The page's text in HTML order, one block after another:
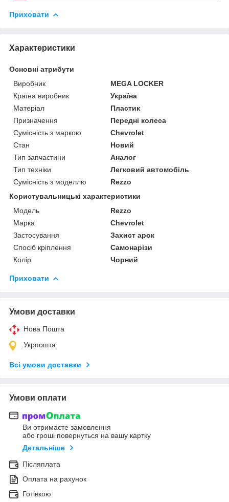
Приховати
Характеристики
Основні атрибути
Виробник
MEGA LOCKER
Країна виробник
Україна
Матеріал
Пластик
Призначення
Передні колеса
Сумісність з маркою
Chevrolet
Стан
Новий
Тип запчастини
Аналог
Тип техніки
Легковий автомобіль
Сумісність з моделлю
Rezzo
Користувальницькі характеристики
Мoдель
Rezzo
Марка
Chevrolet
Застосування
Захист арок
Спосіб кріплення
Самонарізи
Колір
Чорний
Приховати
Умови доставки
Нова Пошта
Укрпошта
Всі умови доставки
Умови оплати
Ви отримаєте замовлення
або гроші повернуться на вашу картку
Детальніше
Післяплата
Оплата на рахунок
Готівкою